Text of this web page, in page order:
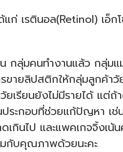
แก่ เรตินอล(Retinol) เอ็ก
กลุ่มคนทำงานแล้ว กลุ่ม
ายลิปสติกให้กลุ่มลูกค้า
ยเรียนยังไม่มีรายได้ แ
ระกอบที่ช่วยแก้ปัญหา เ
นไป และแพคเกจจิ้งเน้
มกับคุณภาพด้วยนะคะ